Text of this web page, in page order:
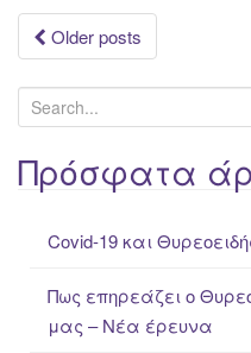
Posts
Older posts
e
a
rΠρόσφατα
Covid-19 και
Πως επηρεάζει ο
μας – Νέα έρευνα